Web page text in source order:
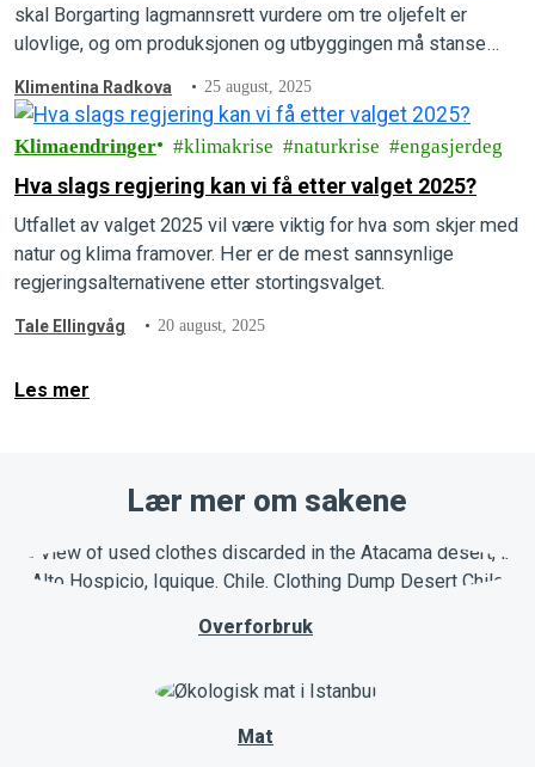
skal Borgarting lagmannsrett vurdere om tre oljefelt er
ulovlige, og om produksjonen og utbyggingen må stanse
Klimentina Radkova 25 august, 2025
Klimaendringer klimakrise naturkrise engasjerdeg
Hva slags regjering kan vi få etter valget 2025?
Utfallet av valget 2025 vil være viktig for hva som skjer med
natur og klima framover. Her er de mest sannsynlige
regjeringsalternativene etter stortingsvalget.
Tale Ellingvåg 20 august, 2025
Les mer
Lær mer om sakene
Overforbruk
Mat